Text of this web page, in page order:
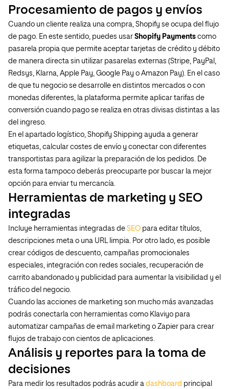
Procesamiento de pagos y envíos
Cuando un cliente realiza una compra, Shopify se ocupa del flujo
de pago. En este sentido, puedes usar Shopify Payments como
pasarela propia que permite aceptar tarjetas de crédito y débito
de manera directa sin utilizar pasarelas externas (Stripe, PayPal,
Redsys, Klarna, Apple Pay, Google Pay o Amazon Pay). En el caso
de que tu negocio se desarrolle en distintos mercados o con
monedas diferentes, la plataforma permite aplicar tarifas de
conversión cuando pago se realiza en otras divisas distintas a las
del ingreso.
En el apartado logístico, Shopify Shipping ayuda a generar
etiquetas, calcular costes de envío y conectar con diferentes
transportistas para agilizar la preparación de los pedidos. De
esta forma tampoco deberás preocuparte por buscar la mejor
opción para enviar tu mercancía.
Herramientas de marketing y SEO
integradas
Incluye herramientas integradas de SEO para editar títulos,
descripciones meta o una URL limpia. Por otro lado, es posible
crear códigos de descuento, campañas promocionales
especiales, integración con redes sociales, recuperación de
carrito abandonado y publicidad para aumentar la visibilidad y el
tráfico del negocio.
Cuando las acciones de marketing son mucho más avanzadas
podrás conectarla con herramientas como Klaviyo para
automatizar campañas de email marketing o Zapier para crear
flujos de trabajo con cientos de aplicaciones.
Análisis y reportes para la toma de
decisiones
Para medir los resultados podrás acudir a dashboard principal